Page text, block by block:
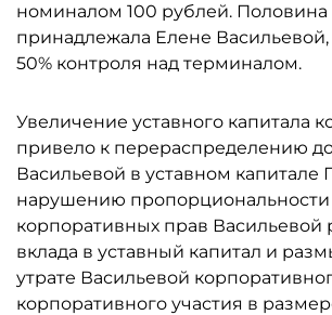
номиналом 100 рублей. Половина
принадлежала Елене Васильевой,
50% контроля над терминалом.
Увеличение уставного капитала
привело к перераспределению
Васильевой в уставном капитале
нарушению
корпоративных прав Васильевой
вклада в уставный капитал и
утрате Васильевой
корпоративного участия в